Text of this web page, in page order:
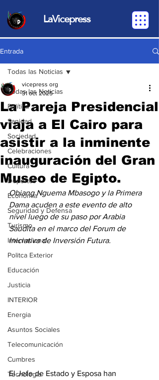
LaVicepress
Entrada
Todas las Noticias
Política
Sanidad
Sociedad
Celebraciones
Cultura
Deportes
Economia
Seguridad y Defensa
Turismo
Internacional
Politca Exterior
Educación
Justicia
INTERIOR
Energia
Asuntos Sociales
Telecomunicación
Cumbres
Tecnología
Todas las Noticias
La Pareja Presidencial
viaja a El Cairo para
asistir a la inminente
inauguración del Gran
Museo de Egipto.
vicepress org
31 oct 2025
Obiang Nguema Mbasogo y la Primera
Dama acuden a este evento de alto
nivel luego de su paso por Arabia
Saudita en el marco del Forum de
Iniciativa de Inversión Futura.
El Jefe de Estado y Esposa han